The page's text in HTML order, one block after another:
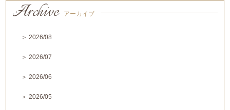
Archive アーカイブ
＞ 2026/08
＞ 2026/07
＞ 2026/06
＞ 2026/05